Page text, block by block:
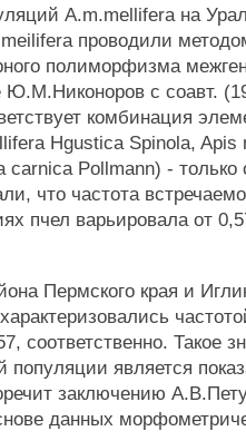
A.m.mellifera на
проводили
полиморфизма
с соавт.
комбинация
Hgustica Spinola, Apis
carnica Pollmann) -
что частота
пчел варьировала от
Пермского края и
соответственно. Такое
популяции является
заключению
данных